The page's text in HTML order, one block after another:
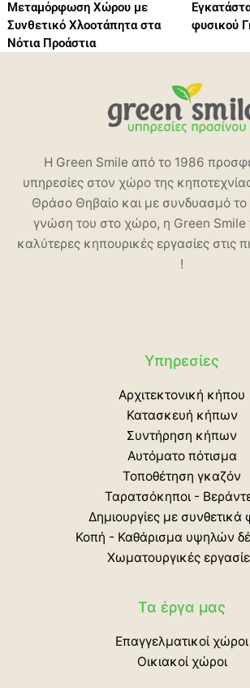
Μεταμόρφωση Χώρου με
Συνθετικό Χλοοτάπητα στα
Νότια Προάστια
φυσικού
Η Green Smile από το 1986
υπηρεσίες στον χώρο της
Θράσο Θηβαίο και με συνδυασμό το
γνώση του στο χώρο, η Green Smile
καλύτερες κηπουρικές εργασίες στις
!
Υπηρεσίες
Αρχιτεκτονική κήπου
Κατασκευή κήπων
Συντήρηση κήπων
Αυτόματο πότισμα
Τοποθέτηση γκαζόν
Ταρατσόκηποι -
Δημιουργίες με συνθετικά
Κοπή - Καθάρισμα υψηλών
Χωματουργικές
Τα έργα μας
Επαγγελματικοί χώροι
Οικιακοί χώροι